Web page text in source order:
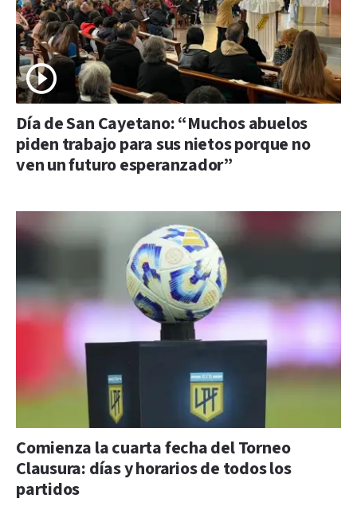
Día de San Cayetano: “Muchos abuelos
piden trabajo para sus nietos porque no
ven un futuro esperanzador”
Comienza la cuarta fecha del Torneo
Clausura: días y horarios de todos los
partidos